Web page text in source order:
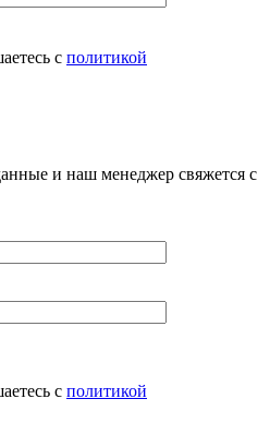
с политикой
и наш менеджер свяжется с
с политикой